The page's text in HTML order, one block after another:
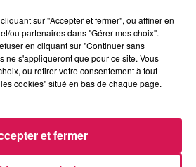
Mamie Coquillette retrouve
de cuisine à sa manière
sur "Accepter et fermer", ou affiner en
ou partenaires dans "Gérer mes choix".
en cliquant sur "Continuer sans
ne s'appliqueront que pour ce site. Vous
ou retirer votre consentement à tout
cookies" situé en bas de chaque page.
et fermer